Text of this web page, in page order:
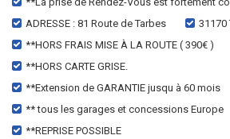
ADRESSE : 81 Route de Tarbes
31170
**HORS FRAIS MISE À LA ROUTE ( 390€ )
**HORS CARTE GRISE.
**Extension de GARANTIE jusqu à 60 mois
** tous les garages et concessions Europe
**REPRISE POSSIBLE